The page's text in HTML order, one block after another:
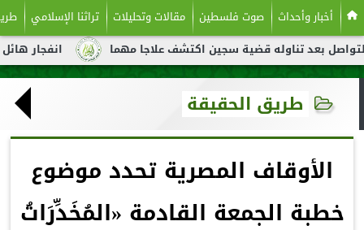
أخبار وأحداث صوت فلسطين مقالات وتحليلات تراثنا الإسلامي
انفجار هائل لناقلة نفط تناوله قضية سجين اكتشف علاجا مهما
طريق الحقيقة
الأوقاف المصرية تحدد موضوع
خطبة الجمعة القادمة «المُخَدِّرَاتُ